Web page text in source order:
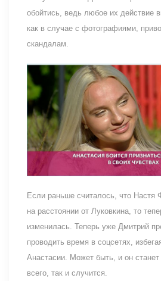
обойтись, ведь любое их действие
как в случае с фотографиями,
скандалам.
Если раньше считалось, что Настя
на расстоянии от Луковкина, то
изменилась. Теперь уже Дмитрий
проводить время в соцсетях,
Анастасии. Может быть, и он
всего, так и случится.